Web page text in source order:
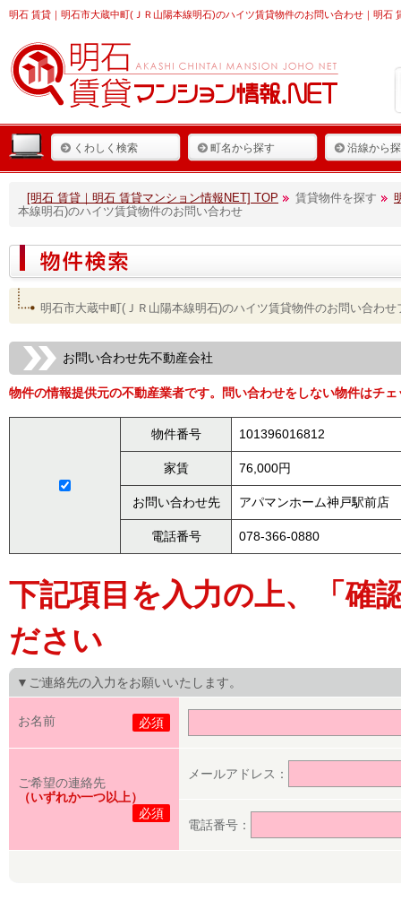
明石 賃貸 ｜明石市大蔵中町(ＪＲ山陽本線明石)のハイツ賃貸物件のお問い合わせ｜明石
くわしく検索 町名から探す 沿線から
[明石 賃貸｜明石 賃貸マンション情報NET] TOP 賃貸物件を探す
本線明石)のハイツ賃貸物件のお問い合わせ
明石市大蔵中町(ＪＲ山陽本線明石)のハイツ賃貸物件のお問い合わせ
お問い合わせ先不動産会社
物件の情報提供元の不動産業者です。問い合わせをしない物件はチ
物件番号 101396016812
家賃 76,000円
お問い合わせ先 アパマンホーム神戸駅前店
電話番号 078-366-0880
下記項目を入力の上、「確
ださい
▼ご連絡先の入力をお願いいたします。
お名前 必須
ご希望の連絡先
（いずれか一つ以上）
必須
メールアドレス：
電話番号：